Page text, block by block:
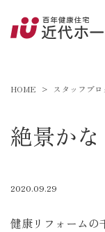
HOME スタッフブ
絶景かな
2020.09.29
健康リフォームの